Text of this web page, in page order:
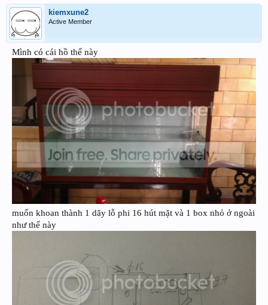
kiemxune2
Active Member
Mình có cái hồ thế này
muốn khoan thành 1 dãy lỗ phi 16 hút mặt và 1 box nhỏ ở ngoài
như thế này